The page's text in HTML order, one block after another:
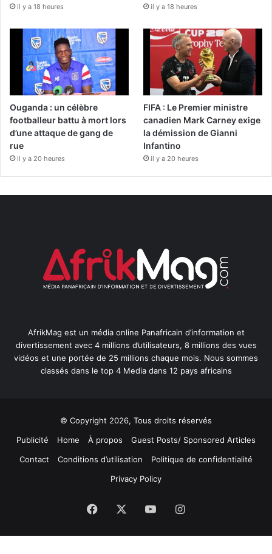
il y a 18 heures il y a 18 heures
Ouganda : un célèbre
footballeur battu à mort lors
d’une attaque de gang de
rue
il y a 20 heures
FIFA : Le Premier ministre
canadien Mark Carney exige
la démission de Gianni
Infantino
il y a 20 heures
AfrikMag est un média online Panafricain d’information et
divertissement avec 4 millions d’utilisateurs, 8 millions des vues
vidéos et une portée de 25 millions chaque mois. Nous sommes
classés dans le top 4 Media dans 12 pays africains
© Copyright 2026, Tous droits réservés
Publicité
Home À propos
Guest Posts/ Sponsored Articles
Contact
Conditions d’utilisation
Politique de confidentialité
Privacy Policy
Facebook YouTubeInstagram